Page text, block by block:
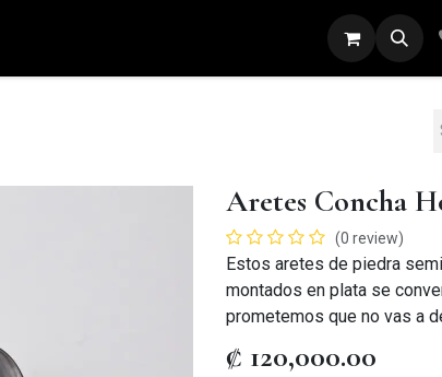
PULSERAS
Aretes Concha
(0 review)
Estos aretes de piedra
montados en plata se
prometemos que no vas a
₡ 120,000.00